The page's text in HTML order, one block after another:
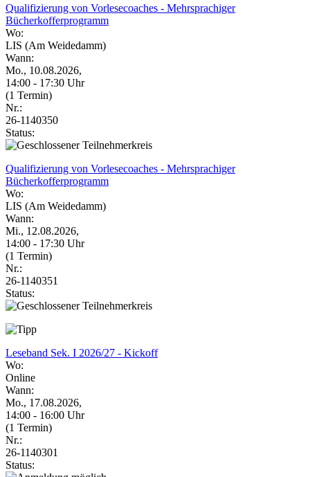
Qualifizierung von Vorlesecoaches - Mehrsprachiger
Bücherkofferprogramm
Wo:
LIS (Am Weidedamm)
Wann:
Mo., 10.08.2026,
14:00 - 17:30 Uhr
(1 Termin)
Nr.:
26-1140350
Status:
Qualifizierung von Vorlesecoaches - Mehrsprachiger
Bücherkofferprogramm
Wo:
LIS (Am Weidedamm)
Wann:
Mi., 12.08.2026,
14:00 - 17:30 Uhr
(1 Termin)
Nr.:
26-1140351
Status:
Leseband Sek. I 2026/27 - Kickoff
Wo:
Online
Wann:
Mo., 17.08.2026,
14:00 - 16:00 Uhr
(1 Termin)
Nr.:
26-1140301
Status: